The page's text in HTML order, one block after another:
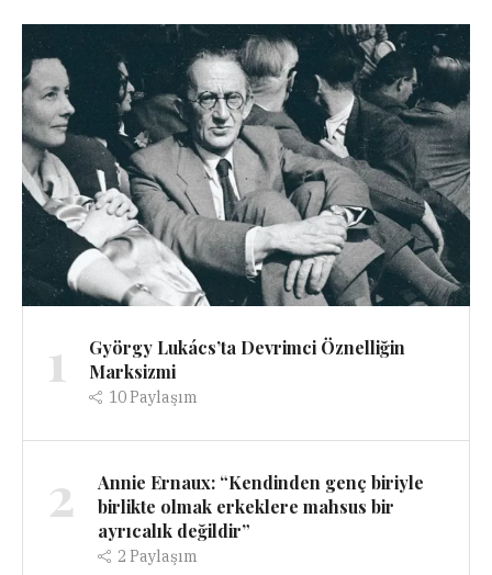
1
György Lukács’ta Devrimci Öznelliğin
Marksizmi
10Paylaşım
2
Annie Ernaux: “Kendinden genç biriyle
birlikte olmak erkeklere mahsus bir
ayrıcalık değildir”
2 Paylaşım